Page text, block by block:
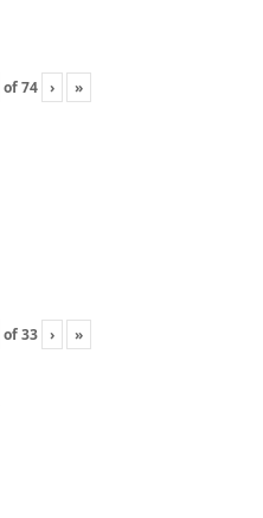
of74 › »
of33 › »